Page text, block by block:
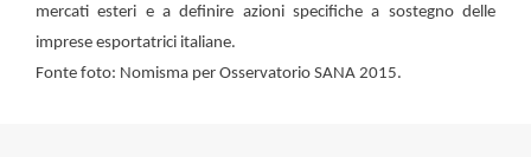
mercati esteri e a definire azioni specifiche a sostegno delle
imprese esportatrici italiane.
Fonte foto: Nomisma per Osservatorio SANA 2015.